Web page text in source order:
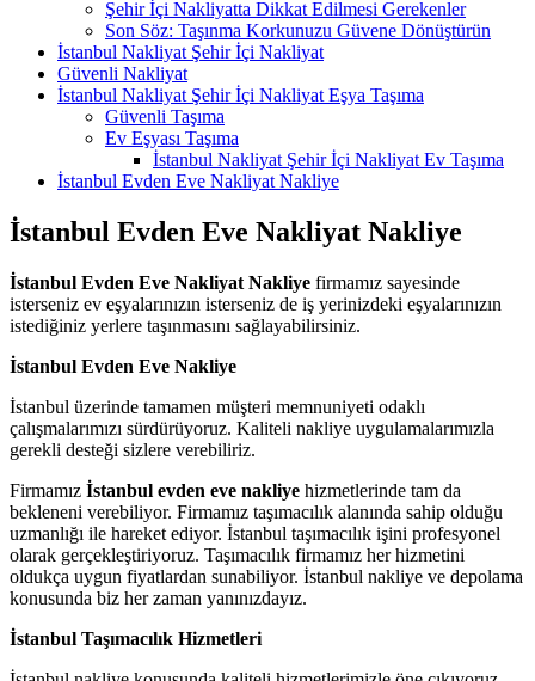
Şehir İçi Nakliyatta Dikkat Edilmesi Gerekenler
Son Söz: Taşınma Korkunuzu Güvene Dönüştürün
İstanbul Nakliyat Şehir İçi Nakliyat
Güvenli Nakliyat
İstanbul Nakliyat Şehir İçi Nakliyat Eşya Taşıma
Güvenli Taşıma
Ev Eşyası Taşıma
İstanbul Nakliyat Şehir İçi Nakliyat Ev Taşıma
İstanbul Evden Eve Nakliyat Nakliye
İstanbul Evden Eve Nakliyat Nakliye
İstanbul Evden Eve Nakliyat Nakliye firmamız sayesinde
isterseniz ev eşyalarınızın isterseniz de iş yerinizdeki eşyalarınızın
istediğiniz yerlere taşınmasını sağlayabilirsiniz.
İstanbul Evden Eve Nakliye
İstanbul üzerinde tamamen müşteri memnuniyeti odaklı
çalışmalarımızı sürdürüyoruz. Kaliteli nakliye uygulamalarımızla
gerekli desteği sizlere verebiliriz.
Firmamız İstanbul evden eve nakliye hizmetlerinde tam da
bekleneni verebiliyor. Firmamız taşımacılık alanında sahip olduğu
uzmanlığı ile hareket ediyor. İstanbul taşımacılık işini profesyonel
olarak gerçekleştiriyoruz. Taşımacılık firmamız her hizmetini
oldukça uygun fiyatlardan sunabiliyor. İstanbul nakliye ve depolama
konusunda biz her zaman yanınızdayız.
İstanbul Taşımacılık Hizmetleri